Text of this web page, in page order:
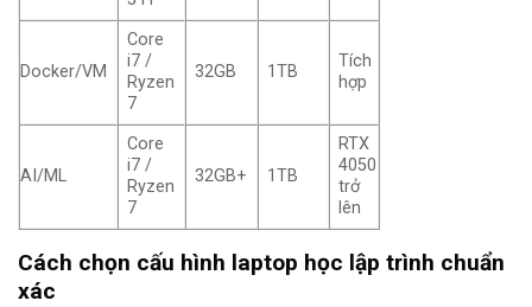
Docker/VM
Core
i7 /
Ryzen
7
32GB 1TB
Tích
hợp
AI/ML
Core
i7 /
Ryzen
7
32GB+ 1TB
RTX
4050
trở
lên
Cách chọn cấu hình laptop học lập trình chuẩn
xác